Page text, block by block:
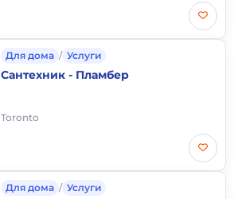
Для дома / Услуги
Сантехник - Пламбер
Toronto
Для дома / Услуги